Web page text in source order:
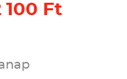
100 Ft